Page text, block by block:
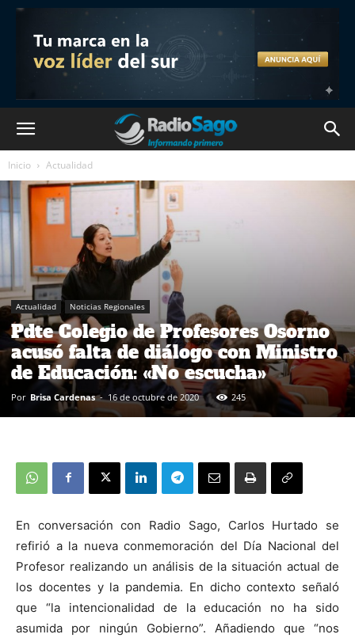
Inicio Actualidad
Actualidad Noticias Regionales
Pdte Colegio de Profesores Osorno
acusó falta de diálogo con Ministro
de Educación: «No escucha»
Por Brisa Cardenas - 16 de octubre de 2020 245
En conversación con Radio Sago, Carlos Hurtado se
refirió a la nueva conmemoración del Día Nacional del
Profesor realizando un análisis de la situación actual de
los docentes y la pandemia. En dicho contexto señaló
que “la intencionalidad de la educación no ha sido
asumida por ningún Gobierno”. Añadiendo que “nos